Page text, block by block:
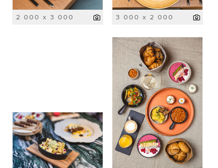
2 000 x 3 000 3 000 x 2 000